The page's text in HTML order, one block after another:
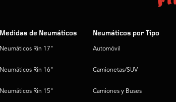
Medidas de Neumáticos
Neumáticos Rin 17"
Neumáticos Rin 16"
Neumáticos Rin 15"
Neumáticos por Tipo
Automóvil
Camionetas/SUV
Camiones y Buses